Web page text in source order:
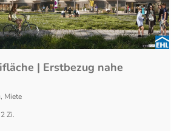
| Erstbezug nahe
, Miete
Zi.